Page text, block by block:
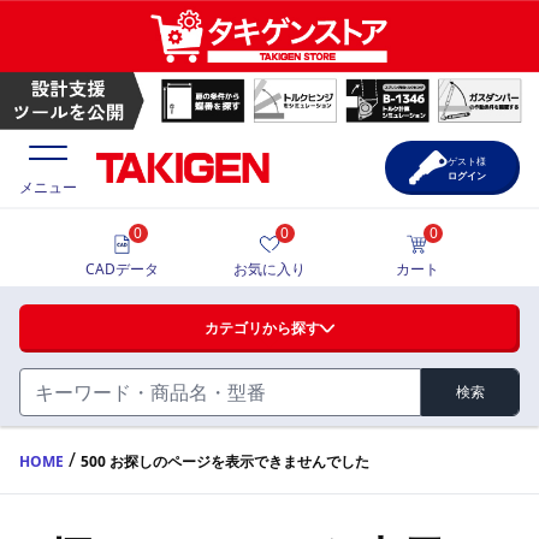
ハンドル・取手・つまみ・周辺機器
FA・A
蝶番・ステー・周辺機器
価格一覧
製品カタログ
メニュー
カテゴリから探す
検索
0
CADデータ
0
お気に入り
0
カート
ゲスト様
ログイン
HOME / 500 お探しのページを表示できませんでした